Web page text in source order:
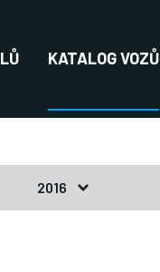
KATALOG VOZŮ
2016